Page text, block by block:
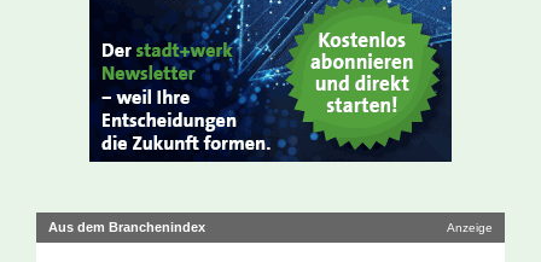
Aus dem Branchenindex Anzeige